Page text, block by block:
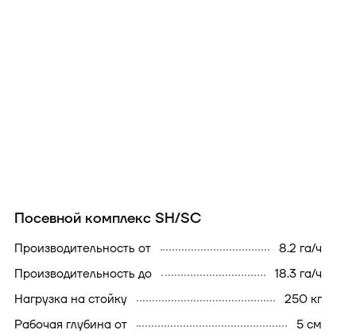
Посевной комплекс SH/SC
производительность от
8.2 га/ч
производительность до
18.3 га/ч
нагрузка на стойку
250 кг
рабочая глубина от
5 см